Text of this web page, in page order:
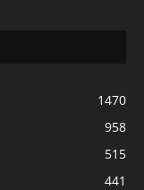
1470
958
515
441